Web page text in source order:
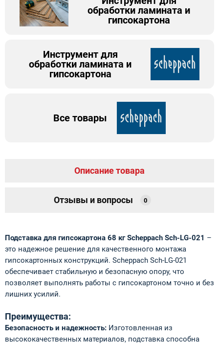
обработки ламината и
гипсокартона
Инструмент для
обработки ламината и
гипсокартона
Все товары
Описание товара
Отзывы и вопросы 0
Подставка для гипсокартона 68 кг Scheppach Sch‑LG‑021 –
это надежное решение для качественного монтажа
гипсокартонных конструкций. Scheppach Sch‑LG‑021
обеспечивает стабильную и безопасную опору, что
позволяет выполнять работы с гипсокартоном точно и без
лишних усилий.
Преимущества:
Безопасность и надежность: Изготовленная из
высококачественных материалов, подставка способна